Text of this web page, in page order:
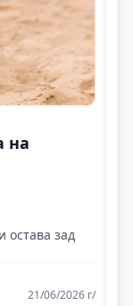
на
остава зад
21/06/2026 г/